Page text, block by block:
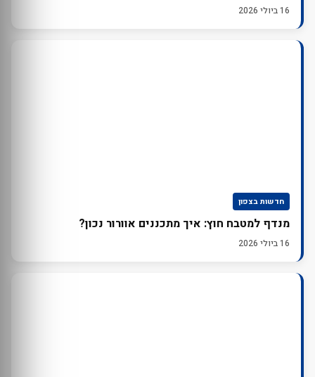
16 ביולי 2026
חדשות בצפון
מנדף למטבח חוץ: איך מתכננים אוורור נכון?
16 ביולי 2026